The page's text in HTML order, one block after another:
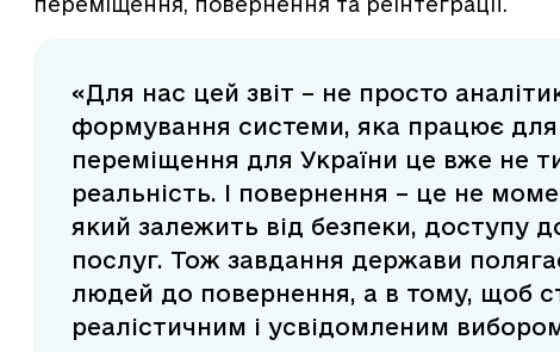
«Для нас цей звіт – не просто
формування системи, яка працює
переміщення для України це вже не
реальність. І повернення – це не
який залежить від безпеки, доступу
послуг. Тож завдання держави
людей до повернення, а в тому, щоб
реалістичним і усвідомленим